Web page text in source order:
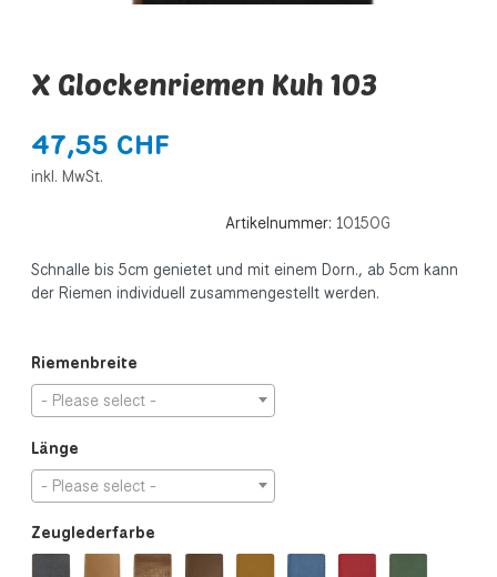
X Glockenriemen Kuh 103
47,55 CHF
inkl. MwSt.
Artikelnummer: 10150G
Schnalle bis 5cm genietet und mit einem Dorn., ab 5cm kann
der Riemen individuell zusammengestellt werden.
Riemenbreite
- Please select -
Länge
- Please select -
Zeuglederfarbe